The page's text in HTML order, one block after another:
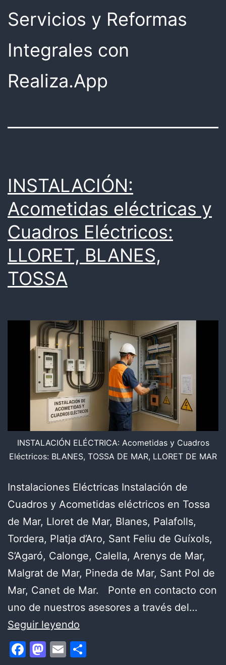
Servicios y Reformas
Integrales con
Realiza.App
INSTALACIÓN:
Acometidas eléctricas y
Cuadros Eléctricos:
LLORET, BLANES,
TOSSA
INSTALACIÓN ELÉCTRICA: Acometidas y Cuadros
Eléctricos: BLANES, TOSSA DE MAR, LLORET DE MAR
Instalaciones Eléctricas Instalación de
Cuadros y Acometidas eléctricos en Tossa
de Mar, Lloret de Mar, Blanes, Palafolls,
Tordera, Platja d’Aro, Sant Feliu de Guíxols,
S’Agaró, Calonge, Calella, Arenys de Mar,
Malgrat de Mar, Pineda de Mar, Sant Pol de
Mar, Canet de Mar. Ponte en contacto con
uno de nuestros asesores a través del…
Seguir leyendo
Acometidas
eléctricas
Facebook
Mastodon
Email